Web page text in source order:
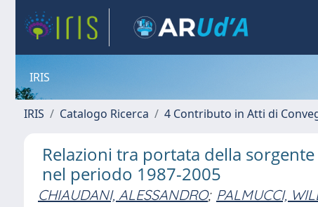
IRIS
IRIS Catalogo Ricerca 4 Contributo in Atti di
Relazioni tra portata della
nel periodo 1987-2005
CHIAUDANI, ALESSANDRO; PALMUCCI,